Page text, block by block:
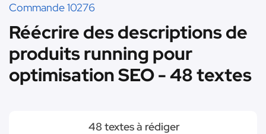
Commande 10276
Réécrire des descriptions de
produits running pour
optimisation SEO - 48 textes
48 textes à rédiger